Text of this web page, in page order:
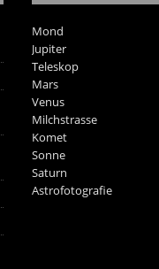
Mond
Jupiter
Teleskop
Mars
Venus
Milchstrasse
Komet
Sonne
Saturn
Astrofotografie